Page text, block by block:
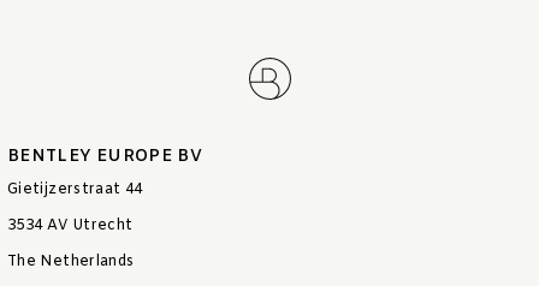
BENTLEY EUROPE BV
Gietijzerstraat 44
3534 AV Utrecht
The Netherlands